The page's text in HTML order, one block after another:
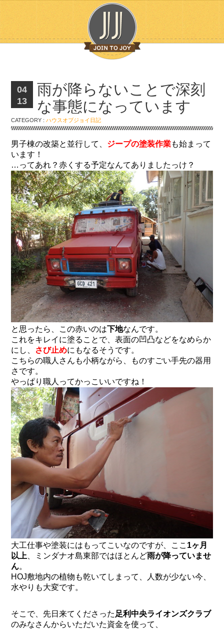
04
13
雨が降らないことで深刻
な事態になっています
CATEGORY :ハウスオブジョイ日記
男子棟の改築と並行して、 ジープの塗装作業も始まって
います！
…ってあれ？赤くする予定なんてありましたっけ？
と思ったら、この赤いのは下地なんです。
これをキレイに塗ることで、表面の凹凸などをなめらか
にし、 さび止めにもなるそうです。
こちらの職人さんも小柄ながら、ものすごい手先の器用
さです。
やっぱり職人ってかっこいいですね！
大工仕事や塗装にはもってこいなのですが、ここ 1ヶ月
以上 、ミンダナオ島東部ではほとんど雨が降っていませ
ん。
HOJ敷地内の植物も乾いてしまって、人数が少ない今、
水やりも大変です。
そこで、先日来てくださった 足利中央ライオンズクラブ
のみなさんからいただいた資金を使って、